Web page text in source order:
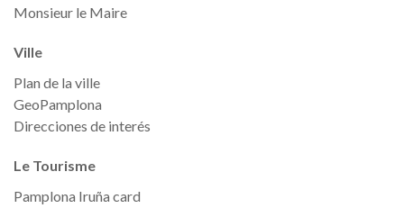
Monsieur le Maire
Ville
Plan de la ville
GeoPamplona
Direcciones de interés
Le Tourisme
Pamplona Iruña card